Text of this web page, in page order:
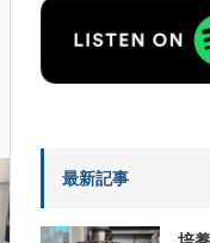
最新記事